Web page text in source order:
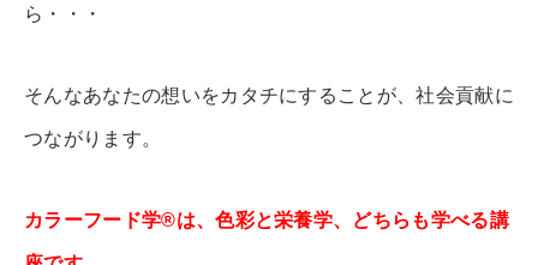
ら・・・
そんなあなたの想いをカタチにすることが、社会貢献に
つながります。
カラーフード学®️は、色彩と栄養学、どちらも学べる講